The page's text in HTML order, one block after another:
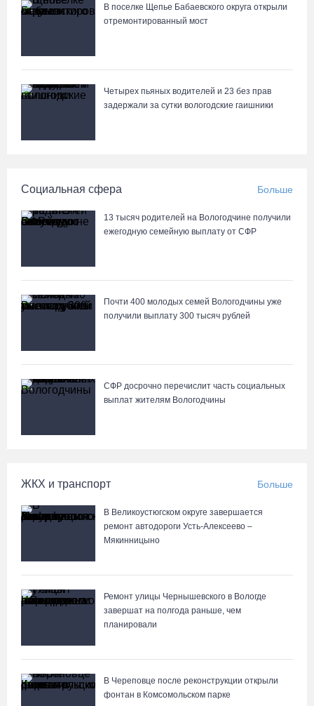
предпоследнее место «Кольца»
Общественные наблюдатели Вологодчины готовятся к работе
на выборах
06.08.26 / 18:44
В Вологде начали ремонтировать улицу Петрозаводскую
Выборы-2026: кому отдает победу поквартирный опрос
06.08.26 / 17:18
06.08.26 / 17:10
122 школьника из Алчевска прибыли на «Территорию
талантов» в Вологодской области
В поселке Щепье Бабаевского округа открыли
отремонтированный мост
Четырех пьяных водителей и 23 без прав
задержали за сутки вологодские гаишники
Социальная сфера Больше
13 тысяч родителей на Вологодчине получили
ежегодную семейную выплату от СФР
Почти 400 молодых семей Вологодчины уже
получили выплату 300 тысяч рублей
СФР досрочно перечислит часть социальных
выплат жителям Вологодчины
ЖКХ и транспорт Больше
В Великоустюгском округе завершается
ремонт автодороги Усть-Алексеево –
Мякинницыно
Ремонт улицы Чернышевского в Вологде
завершат на полгода раньше, чем
планировали
В Череповце после реконструкции открыли
фонтан в Комсомольском парке